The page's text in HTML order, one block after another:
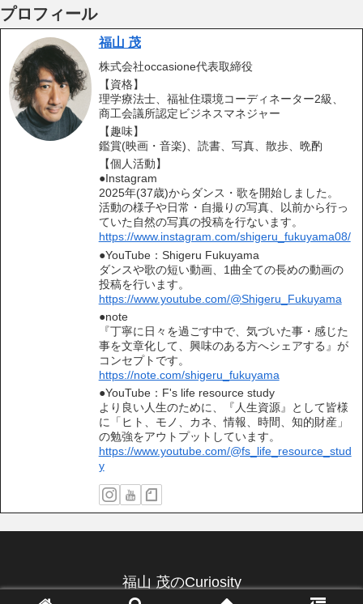
プロフィール
福山 茂
株式会社occasione代表取締役
【資格】
理学療法士、福祉住環境コーディネーター2級、
商工会議所認定ビジネスマネジャー
【趣味】
鑑賞(映画・音楽)、読書、写真、散歩、晩酌
【個人活動】
●Instagram
2025年(37歳)からダンス・歌を開始しました。
活動の様子や日常・自撮りの写真、以前から行っ
ていた自然の写真の投稿を行ないます。
https://www.instagram.com/shigeru_fukuyama08/
●YouTube：Shigeru Fukuyama
ダンスや歌の短い動画、1曲全ての長めの動画の
投稿を行います。
https://www.youtube.com/@Shigeru_Fukuyama
●note
『丁寧に日々を過ごす中で、気づいた事・感じた
事を文章化して、興味のある方へシェアする』が
コンセプトです。
https://note.com/shigeru_fukuyama
●YouTube：F's life resource study
より良い人生のために、『人生資源』として皆様
に「ヒト、モノ、カネ、情報、時間、知的財産」
の勉強をアウトプットしています。
https://www.youtube.com/@fs_life_resource_stud
y
福山 茂のCuriosity